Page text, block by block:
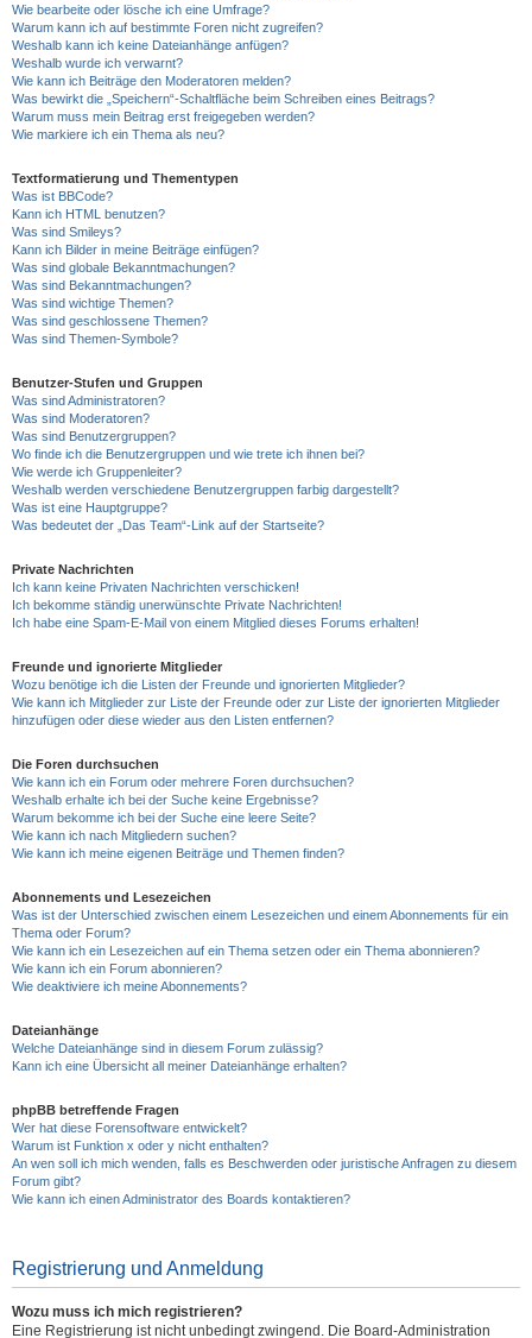
Wie bearbeite oder lösche ich eine Umfrage?
Warum kann ich auf bestimmte Foren nicht zugreifen?
Weshalb kann ich keine Dateianhänge anfügen?
Weshalb wurde ich verwarnt?
Wie kann ich Beiträge den Moderatoren melden?
Was bewirkt die „Speichern“-Schaltfläche beim Schreiben eines Beitrags?
Warum muss mein Beitrag erst freigegeben werden?
Wie markiere ich ein Thema als neu?
Textformatierung und Thementypen
Was ist BBCode?
Kann ich HTML benutzen?
Was sind Smileys?
Kann ich Bilder in meine Beiträge einfügen?
Was sind globale Bekanntmachungen?
Was sind Bekanntmachungen?
Was sind wichtige Themen?
Was sind geschlossene Themen?
Was sind Themen-Symbole?
Benutzer-Stufen und Gruppen
Was sind Administratoren?
Was sind Moderatoren?
Was sind Benutzergruppen?
Wo finde ich die Benutzergruppen und wie trete ich ihnen bei?
Wie werde ich Gruppenleiter?
Weshalb werden verschiedene Benutzergruppen farbig dargestellt?
Was ist eine Hauptgruppe?
Was bedeutet der „Das Team“-Link auf der Startseite?
Private Nachrichten
Ich kann keine Privaten Nachrichten verschicken!
Ich bekomme ständig unerwünschte Private Nachrichten!
Ich habe eine Spam-E-Mail von einem Mitglied dieses Forums erhalten!
Freunde und ignorierte Mitglieder
Wozu benötige ich die Listen der Freunde und ignorierten Mitglieder?
Wie kann ich Mitglieder zur Liste der Freunde oder zur Liste der ignorierten Mitglieder
hinzufügen oder diese wieder aus den Listen entfernen?
Die Foren durchsuchen
Wie kann ich ein Forum oder mehrere Foren durchsuchen?
Weshalb erhalte ich bei der Suche keine Ergebnisse?
Warum bekomme ich bei der Suche eine leere Seite?
Wie kann ich nach Mitgliedern suchen?
Wie kann ich meine eigenen Beiträge und Themen finden?
Abonnements und Lesezeichen
Was ist der Unterschied zwischen einem Lesezeichen und einem Abonnements für ein
Thema oder Forum?
Wie kann ich ein Lesezeichen auf ein Thema setzen oder ein Thema abonnieren?
Wie kann ich ein Forum abonnieren?
Wie deaktiviere ich meine Abonnements?
Dateianhänge
Welche Dateianhänge sind in diesem Forum zulässig?
Kann ich eine Übersicht all meiner Dateianhänge erhalten?
phpBB betreffende Fragen
Wer hat diese Forensoftware entwickelt?
Warum ist Funktion x oder y nicht enthalten?
An wen soll ich mich wenden, falls es Beschwerden oder juristische Anfragen zu diesem
Forum gibt?
Wie kann ich einen Administrator des Boards kontaktieren?
Registrierung und Anmeldung
Wozu muss ich mich registrieren?
Eine Registrierung ist nicht unbedingt zwingend. Die Board-Administration